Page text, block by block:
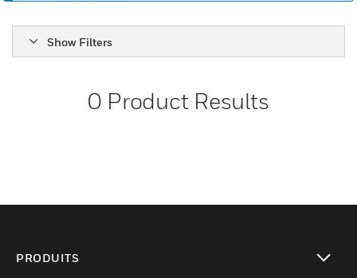
Show Filters
0 Product Results
PRODUITS